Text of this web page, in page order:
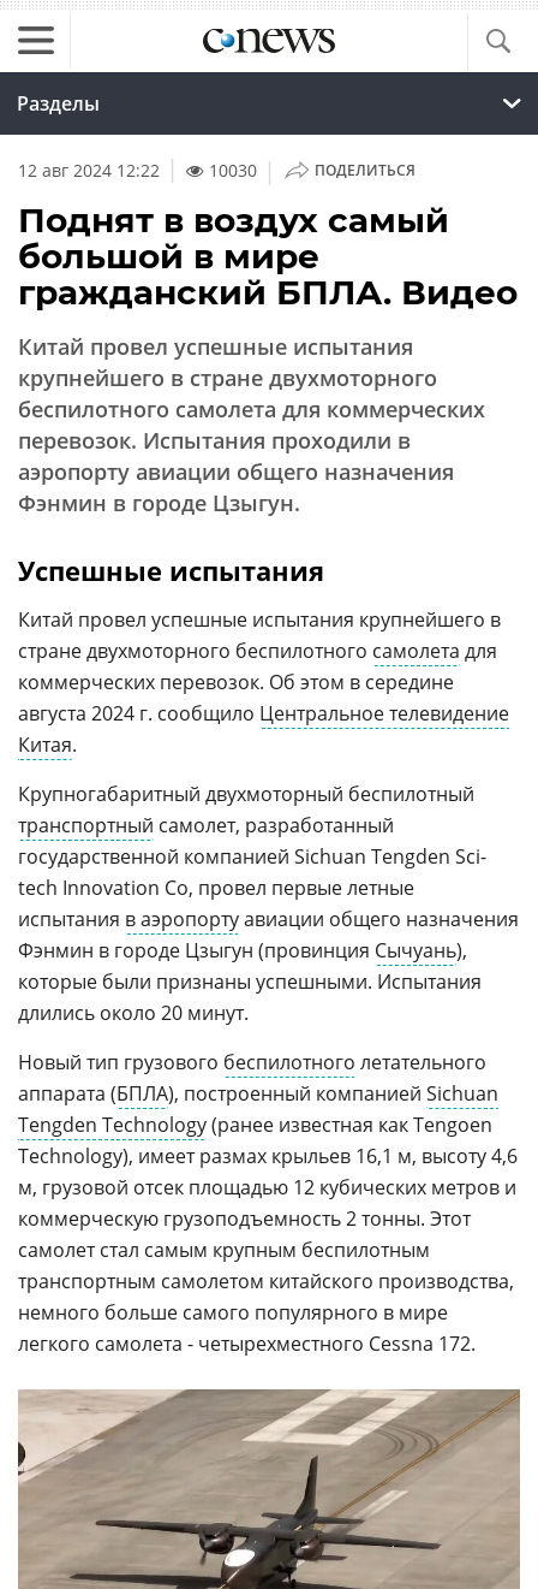
Разделы
12 авг 2024 12:22 10030 | ПОДЕЛИТЬСЯ
Поднят в воздух самый
большой в мире
гражданский БПЛА. Видео
Китай провел успешные испытания
крупнейшего в стране двухмоторного
беспилотного самолета для коммерческих
перевозок. Испытания проходили в
аэропорту авиации общего назначения
Фэнмин в городе Цзыгун.
Успешные испытания
Китай провел успешные испытания крупнейшего в
стране двухмоторного беспилотного самолета для
коммерческих перевозок. Об этом в середине
августа 2024 г. сообщило Центральное телевидение
Китая.
Крупногабаритный двухмоторный беспилотный
транспортный самолет, разработанный
государственной компанией Sichuan Tengden Sci-
tech Innovation Co, провел первые летные
испытания в аэропортуавиации общего назначения
Фэнмин в городе Цзыгун (провинция Сычуань),
которые были признаны успешными. Испытания
длились около 20 минут.
Новый тип грузового беспилотного летательного
аппарата (БПЛА), построенный компанией Sichuan
Tengden Technology(ранее известная как Tengoen
Technology), имеет размах крыльев 16,1 м, высоту 4,6
м, грузовой отсек площадью 12 кубических метров и
коммерческую грузоподъемность 2 тонны. Этот
самолет стал самым крупным беспилотным
транспортным самолетом китайского производства,
немного больше самого популярного в мире
легкого самолета - четырехместного Cessna 172.